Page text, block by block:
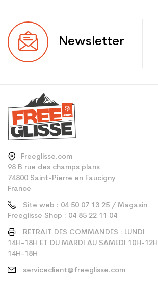
Newsletter
Freeglisse.com
98 B rue des champs plans
74800 Saint-Pierre en Faucigny
France
Site web : 04 50 07 13 25 / Magasin
Freeglisse Shop : 04 85 22 11 04
RETRAIT DES COMMANDES : LUNDI
14H-18H ET DU MARDI AU SAMEDI 10H-12H
14H-18H
serviceclient@freeglisse.com